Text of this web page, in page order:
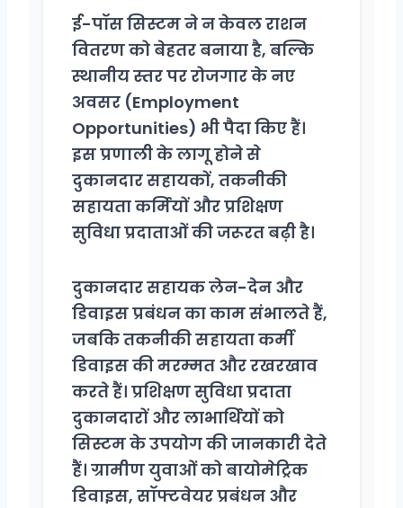
ई-पॉस सिस्टम ने न केवल राशन
वितरण को बेहतर बनाया है, बल्कि
स्थानीय स्तर पर रोजगार के नए
अवसर (Employment
Opportunities) भी पैदा किए हैं।
इस प्रणाली के लागू होने से
दुकानदार सहायकों, तकनीकी
सहायता कर्मियों और प्रशिक्षण
सुविधा प्रदाताओं की जरूरत बढ़ी है।
दुकानदार सहायक लेन-देन और
डिवाइस प्रबंधन का काम संभालते हैं,
जबकि तकनीकी सहायता कर्मी
डिवाइस की मरम्मत और रखरखाव
करते हैं। प्रशिक्षण सुविधा प्रदाता
दुकानदारों और लाभार्थियों को
सिस्टम के उपयोग की जानकारी देते
हैं। ग्रामीण युवाओं को बायोमेट्रिक
डिवाइस, सॉफ्टवेयर प्रबंधन और